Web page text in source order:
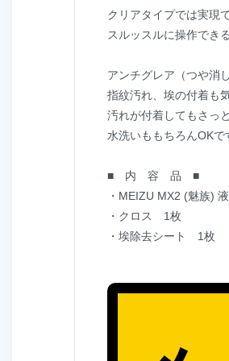
クリアタイプでは実現
スルッスルに操作でき
アンチグレア（つや消
指紋汚れ、埃の付着も
汚れが付着してもさっ
水洗いももちろんOKで
■ 内 容 品 ■
・MEIZU MX2 (魅族)
・クロス 1枚
・埃除去シート 1枚